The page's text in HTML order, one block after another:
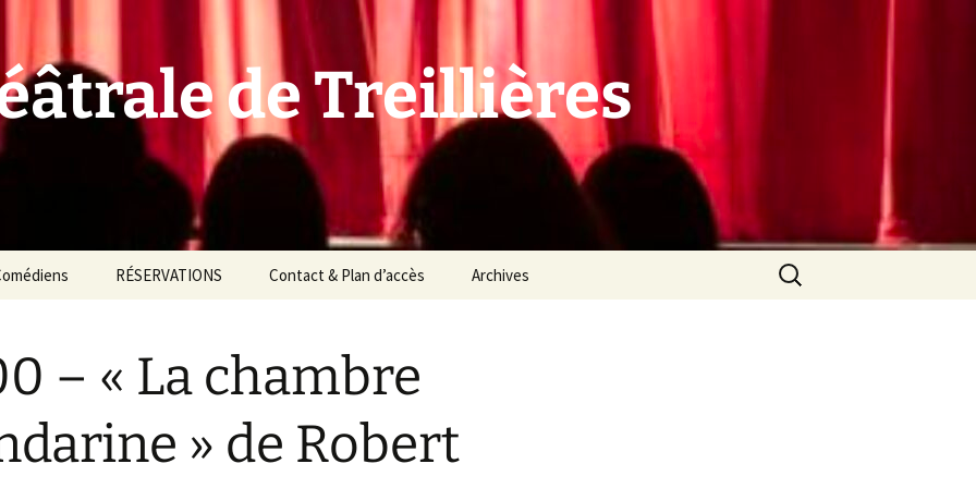
de Treillières
RÉSERVATIONS Contact & Plan d’accès Archives
Rechercher :
– « La chambre
» de Robert